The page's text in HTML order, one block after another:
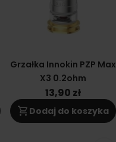
Grzałka Innokin PZP Max
X3 0.2ohm
13,90 zł
shopping_cart Dodaj do koszyka